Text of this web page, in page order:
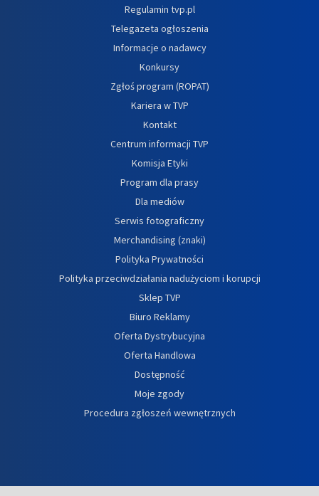
Regulamin tvp.pl
Telegazeta ogłoszenia
Informacje o nadawcy
Konkursy
Zgłoś program (ROPAT)
Kariera w TVP
Kontakt
Centrum informacji TVP
Komisja Etyki
Program dla prasy
Dla mediów
Serwis fotograficzny
Merchandising (znaki)
Polityka Prywatności
Polityka przeciwdziałania nadużyciom i korupcji
Sklep TVP
Biuro Reklamy
Oferta Dystrybucyjna
Oferta Handlowa
Dostępność
Moje zgody
Procedura zgłoszeń wewnętrznych